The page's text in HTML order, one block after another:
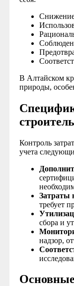
Снижение
В Алтайском
природы,
Контроль
учета
Затраты
требует
сбора и
надзор,